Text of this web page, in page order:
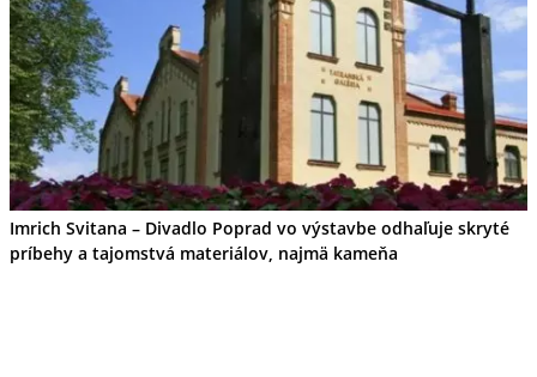
Imrich Svitana – Divadlo Poprad vo výstavbe odhaľuje skryté
príbehy a tajomstvá materiálov, najmä kameňa